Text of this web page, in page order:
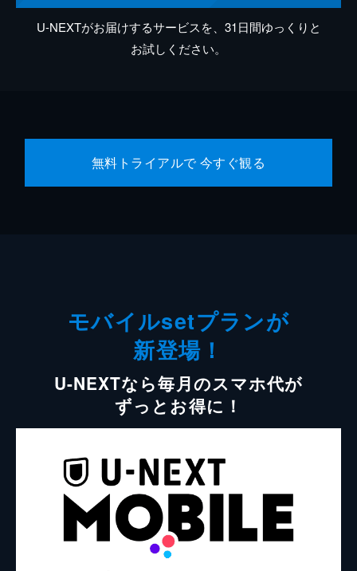
U-NEXTがお届けするサービスを、31日間ゆっくりと
お試しください。
無料トライアルで 今すぐ観る
モバイルsetプランが
新登場！
U-NEXTなら毎月のスマホ代が
ずっとお得に！